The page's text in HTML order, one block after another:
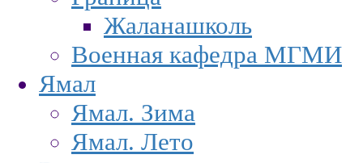
Жаланашколь
Военная кафедра МГМИ
Ямал
Ямал. Зима
Ямал. Лето